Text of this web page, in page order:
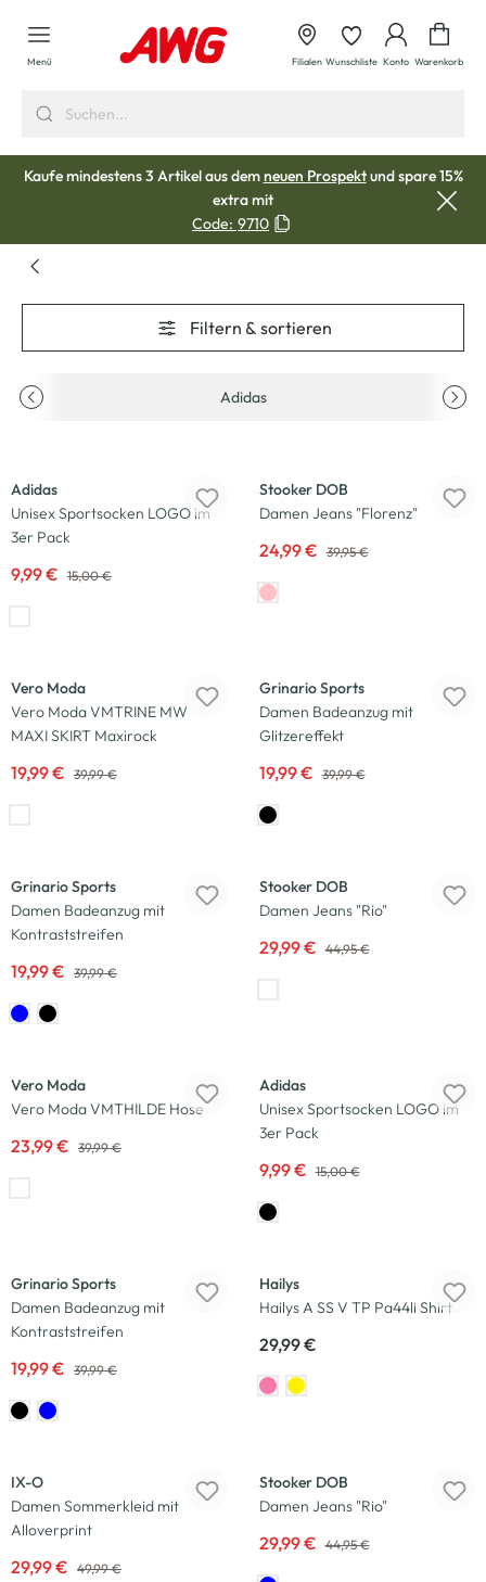
springen
Menü Filialen Wunschliste Konto Warenkorb
Kaufe mindestens 3 Artikel aus demneuen Prospektund spare 15%
extra mit
Code: 9710
Filtern & sortieren
Adidas
Adidas
Unisex Sportsocken LOGO im
3er Pack
9,99 € 15,00 €
Stooker DOB
Damen Jeans "Florenz"
24,99 € 39,95 €
Vero Moda
Vero Moda VMTRINE MW
MAXI SKIRT Maxirock
19,99 € 39,99 €
Grinario Sports
Damen Badeanzug mit
Glitzereffekt
19,99 € 39,99 €
Grinario Sports
Damen Badeanzug mit
Kontraststreifen
19,99 € 39,99 €
Stooker DOB
Damen Jeans "Rio"
29,99 € 44,95 €
Vero Moda
Vero Moda VMTHILDE Hose
23,99 € 39,99 €
Adidas
Unisex Sportsocken LOGO im
3er Pack
9,99 € 15,00 €
Grinario Sports
Damen Badeanzug mit
Kontraststreifen
19,99 € 39,99 €
Hailys
Hailys A SS V TP Pa44li Shirt
29,99 €
IX-O
Damen Sommerkleid mit
Alloverprint
29,99 € 49,99 €
Stooker DOB
Damen Jeans "Rio"
29,99 € 44,95 €